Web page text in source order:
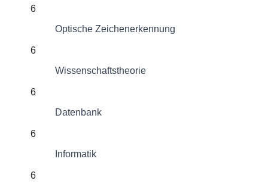
6
Optische Zeichenerkennung
6
Wissenschaftstheorie
6
Datenbank
6
Informatik
6